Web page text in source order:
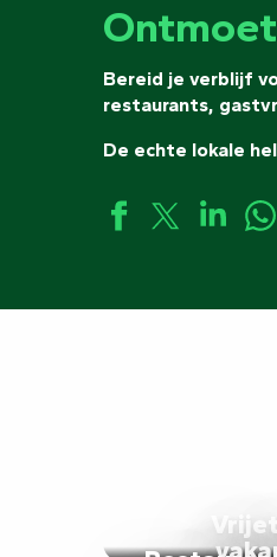
Bereid je verblijf
restaurants,
De echte lokale